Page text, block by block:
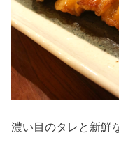
濃い目のタレと新鮮